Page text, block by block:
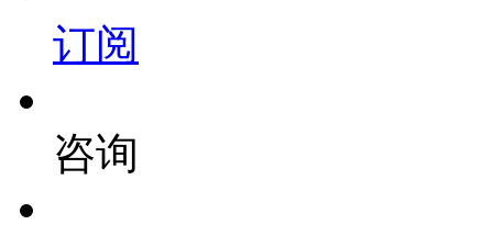
订阅
咨询